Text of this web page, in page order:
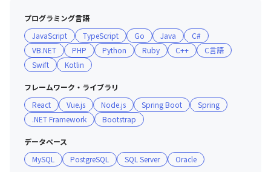
■ 社内の雰囲気／現場体制
・オンライン上でのコミュニケーションが活発です！業務
上の重要な話題は「相手への思いやりと、スピーディーな
行動」に、カジュアルな話題は「誰でも気軽に」を意識し
ています。
・社員が主体となって、月１回の懇親会や技術勉強会など
を開催しております。それぞれの業務に集中しながらも、
社内では自発的なコミュニケーションの場が沢山ありま
す。
・社員が異なる環境で活躍しているので、それぞれの経験
をシェアする場があります。
プログラミング言語
JavaScript
TypeScript Go Java
C#
VB.NET
PHP Python Ruby C++
C言語
Swift
Kotlin
フレームワーク・ライブラリ
React
Vue.js Node.js Spring Boot
Spring
.NET Framework
Bootstrap
データベース
MySQL
PostgreSQL SQL Server Oracle